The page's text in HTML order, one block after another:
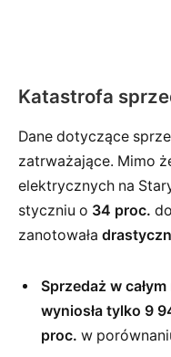
Katastrofa
Dane dotyczące
zatrważające. Mimo
elektrycznych na
styczniu o 34 proc. do
zanotowała
Sprzedaż w
wyniosła tylko 9
proc. w